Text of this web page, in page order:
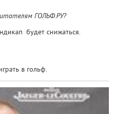
ГОЛЬФ.РУ?
будет снижаться.
в гольф.